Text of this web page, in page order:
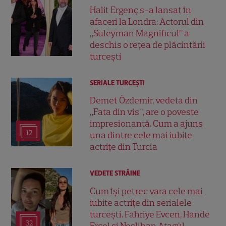
Halit Ergenç s-a lansat în
afaceri la Londra: Actorul din
„Suleyman Magnificul” a
deschis o rețea de plăcintării
turcești
12
SERIALE TURCEŞTI
Demet Özdemir, vedeta din
„Fata din vis”, are o poveste
impresionantă. Cum a ajuns
una dintre cele mai iubite
actrițe din Turcia
32
VEDETE STRĂINE
Cum își petrec vara cele mai
iubite actrițe din serialele
turcești. Fahriye Evcen, Hande